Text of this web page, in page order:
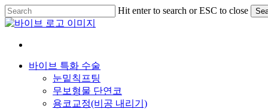
Skip
to
main
content
Hit enter to search or ESC to close
Close
Menu
바이브 특화 수술
눈밑칙프팅
무보형물 단연코
용코교정(비공 내리기)